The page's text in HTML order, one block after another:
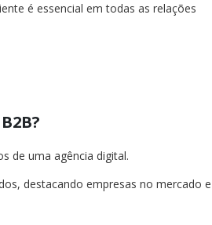
é essencial em todas as relações
de uma agência digital.
destacando empresas no mercado e